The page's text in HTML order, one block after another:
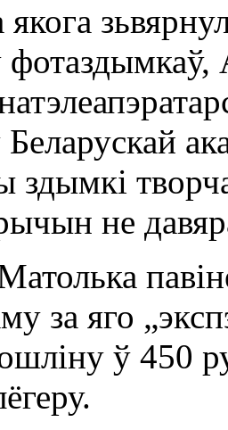
Беларускай
здымкі
не
за яго
ў 450